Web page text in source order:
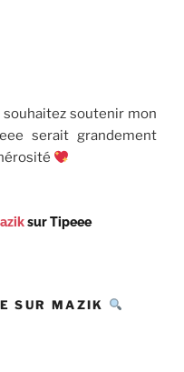
soutenir mon
serait grandement
sur Tipeee
SUR MAZIK